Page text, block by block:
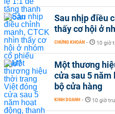
Sau nhịp điều
thấy cơ hội ở
CHỨNG KHOÁN - 10 giờ
Một thương
cửa sau 5 năm
bộ cửa hàng
KINH DOANH - 10 giờ